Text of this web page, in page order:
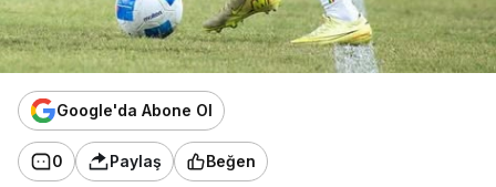
Google'da Abone Ol
0 Paylaş Beğen